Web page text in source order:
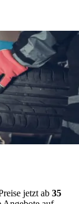
jetzt ab 35